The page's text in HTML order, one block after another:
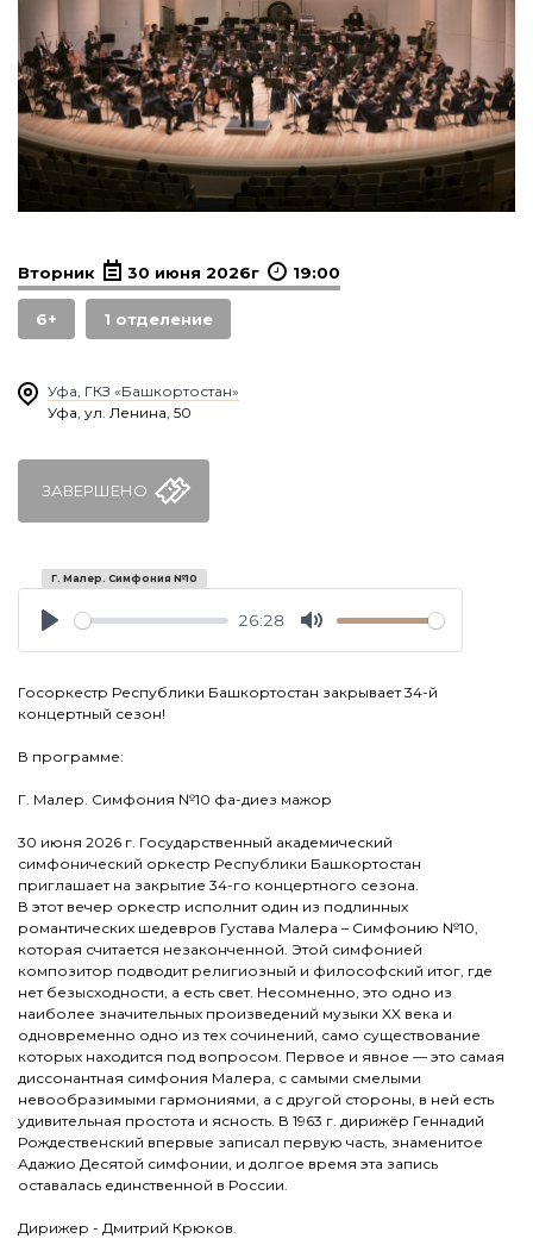
Вторник 30 июня 2026г 19:00
6+ 1 отделение
Уфа, ГКЗ «Башкортостан»
Уфа, ул. Ленина, 50
ЗАВЕРШЕНО
26:28
Г. Малер. Симфония №10
Госоркестр Республики Башкортостан закрывает 34-й
концертный сезон!
В программе:
Г. Малер. Симфония №10 фа-диез мажор
30 июня 2026 г. Государственный академический
симфонический оркестр Республики Башкортостан
приглашает на закрытие 34-го концертного сезона.
В этот вечер оркестр исполнит один из подлинных
романтических шедевров Густава Малера – Симфонию №10,
которая считается незаконченной. Этой симфонией
композитор подводит религиозный и философский итог, где
нет безысходности, а есть свет. Несомненно, это одно из
наиболее значительных произведений музыки XX века и
одновременно одно из тех сочинений, само существование
которых находится под вопросом. Первое и явное — это самая
диссонантная симфония Малера, с самыми смелыми
невообразимыми гармониями, а с другой стороны, в ней есть
удивительная простота и ясность. В 1963 г. дирижёр Геннадий
Рождественский впервые записал первую часть, знаменитое
Адажио Десятой симфонии, и долгое время эта запись
оставалась единственной в России.
Дирижер - Дмитрий Крюков.